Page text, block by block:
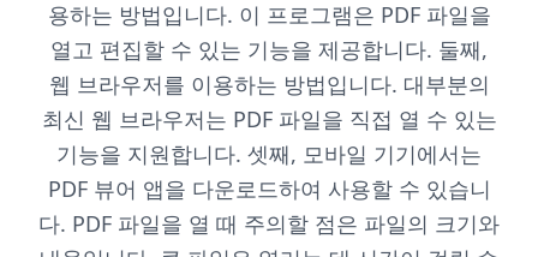
용하는 방법입니다. 이 프로그램은 PDF 파일을
열고 편집할 수 있는 기능을 제공합니다. 둘째,
웹 브라우저를 이용하는 방법입니다. 대부분의
최신 웹 브라우저는 PDF 파일을 직접 열 수 있는
기능을 지원합니다. 셋째, 모바일 기기에서는
PDF 뷰어 앱을 다운로드하여 사용할 수 있습니
다. PDF 파일을 열 때 주의할 점은 파일의 크기와